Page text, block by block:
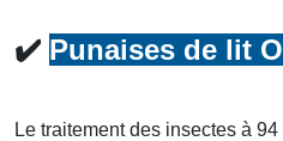
✔️ Punaises de lit
Le traitement des insectes à